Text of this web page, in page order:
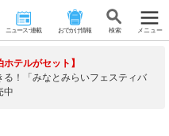
ニュース･連載 おでかけ情報 検 索 メニュー
ホテルがセット】
る！「みなとみらいフェスティバ
中